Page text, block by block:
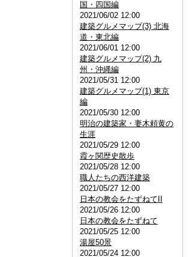
国・四国編
2021/06/02 12:00
建築グルメマップ(3) 北海
道・東北編
2021/06/01 12:00
建築グルメマップ(2) 九
州・沖縄編
2021/05/31 12:00
建築グルメマップ(1) 東京
編
2021/05/30 12:00
明治の建築家・妻木頼黄の
生涯
2021/05/29 12:00
霞ヶ関歴史散歩
2021/05/28 12:00
職人たちの西洋建築
2021/05/27 12:00
日本の教会をたずねてII
2021/05/26 12:00
日本の教会をたずねて
2021/05/25 12:00
湯屋50景
2021/05/24 12:00